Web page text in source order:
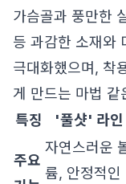
가슴골과 풍만한
등 과감한 소재와
극대화했으며, 착
게 만드는 마법 같
특징
'풀샷' 라인
주요
자연스러운
륨, 안정적인